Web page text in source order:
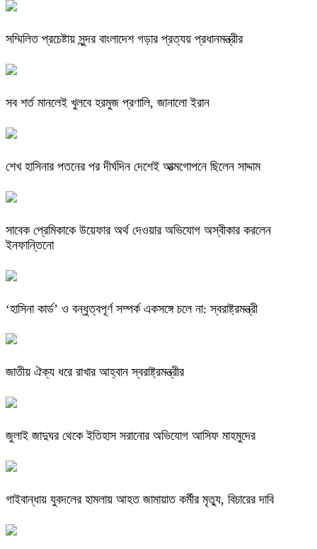
সম্মিলিত প্রচেষ্টায় সুন্দর বাংলাদেশ গড়ার প্রত্যয় প্রধানমন্ত্রীর
সব শর্ত মানলেই খুলবে হরমুজ প্রণালি, জানালো ইরান
শেখ হাসিনার পতনের পর দীর্ঘদিন দেশেই আত্মগোপনে ছিলেন সাদ্দাম
সাবেক প্রেমিকাকে উয়েফার অর্থ দেওয়ার অভিযোগ অস্বীকার করলেন
ইনফান্তিনো
‘হাসিনা কার্ড’ ও বন্ধুত্বপূর্ণ সম্পর্ক একসঙ্গে চলে না: স্বরাষ্ট্রমন্ত্রী
জাতীয় ঐক্য ধরে রাখার আহ্বান স্বরাষ্ট্রমন্ত্রীর
জুলাই জাদুঘর থেকে ইতিহাস সরানোর অভিযোগ আসিফ মাহমুদের
গাইবান্ধায় যুবদলের হামলায় আহত জামায়াত কর্মীর মৃত্যু, বিচারের দাবি